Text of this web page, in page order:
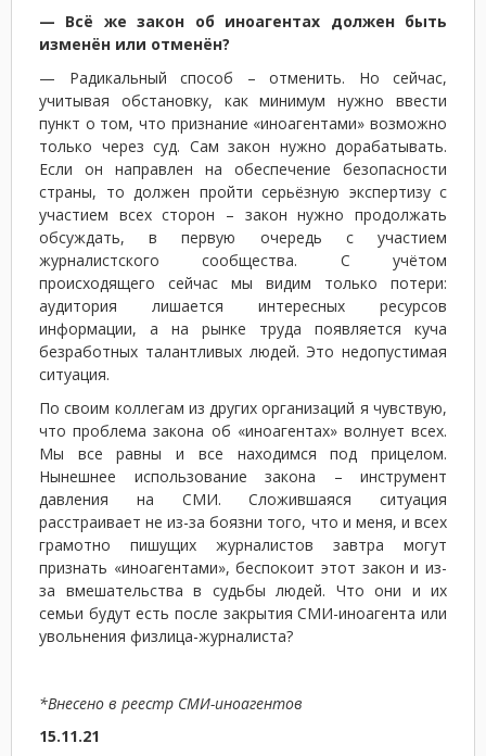
— Всё же закон об иноагентах должен быть
изменён или отменён?
— Радикальный способ – отменить. Но сейчас,
учитывая обстановку, как минимум нужно ввести
пункт о том, что признание «иноагентами» возможно
только через суд. Сам закон нужно дорабатывать.
Если он направлен на обеспечение безопасности
страны, то должен пройти серьёзную экспертизу с
участием всех сторон – закон нужно продолжать
обсуждать, в первую очередь с участием
журналистского сообщества. С учётом
происходящего сейчас мы видим только потери:
аудитория лишается интересных ресурсов
информации, а на рынке труда появляется куча
безработных талантливых людей. Это недопустимая
ситуация.
По своим коллегам из других организаций я чувствую,
что проблема закона об «иноагентах» волнует всех.
Мы все равны и все находимся под прицелом.
Нынешнее использование закона – инструмент
давления на СМИ. Сложившаяся ситуация
расстраивает не из-за боязни того, что и меня, и всех
грамотно пишущих журналистов завтра могут
признать «иноагентами», беспокоит этот закон и из-
за вмешательства в судьбы людей. Что они и их
семьи будут есть после закрытия СМИ-иноагента или
увольнения физлица-журналиста?
*Внесено в реестр СМИ-иноагентов
15.11.21